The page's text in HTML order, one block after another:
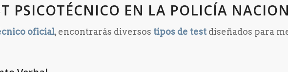
PSICOTÉCNICO EN LA POLICÍA
oficial, encontrarás diversos tipos de testdiseñados para